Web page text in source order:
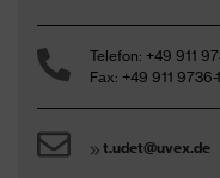
Telefon: +49 911
Fax: +49 911 9736-
t.udet@uvex.de